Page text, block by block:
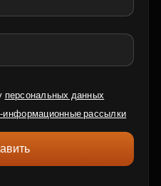
персональных данных
информационные рассылки